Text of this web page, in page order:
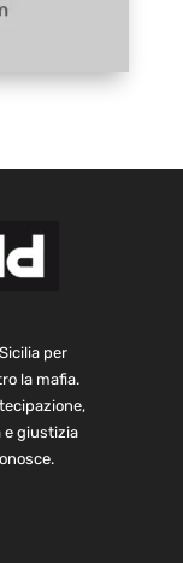
per
la mafia.
e giustizia